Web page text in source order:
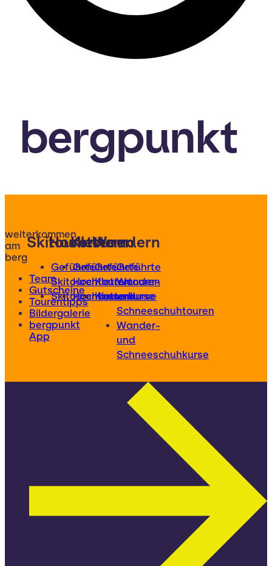
bergpunkt
weiterkommen
am
berg
Team
Gutscheine
Tourentipps
Bildergalerie
bergpunkt
App
Skitouren
Geführte
Skitouren
Skitourenkurse
Hochtouren
Geführte
Hochtouren
Hochtourenkurse
Klettern
Geführte
Klettertouren
Kletterkurse
Wandern
Geführte
Wander-
und
Schneeschuhtouren
Wander-
und
Schneeschuhkurse